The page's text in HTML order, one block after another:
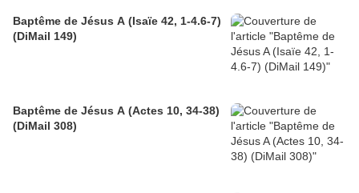
Baptême de Jésus A (Isaïe 42, 1-4.6-7)
(DiMail 149)
Baptême de Jésus A (Actes 10, 34-38)
(DiMail 308)